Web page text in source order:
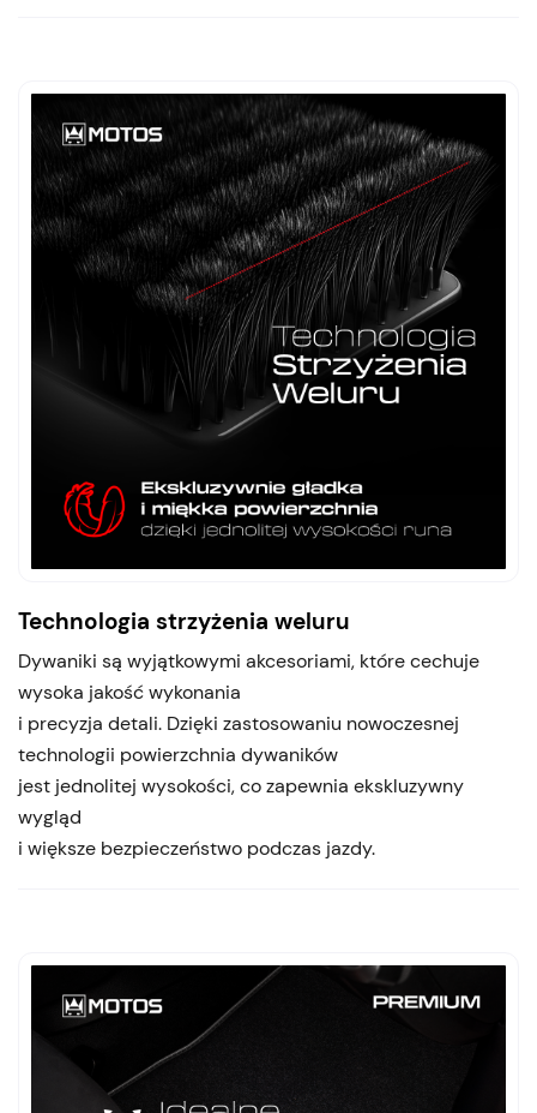
Technologia strzyżenia weluru
Dywaniki są wyjątkowymi akcesoriami, które cechuje
wysoka jakość wykonania
i precyzja detali. Dzięki zastosowaniu nowoczesnej
technologii powierzchnia dywaników
jest jednolitej wysokości, co zapewnia ekskluzywny
wygląd
i większe bezpieczeństwo podczas jazdy.